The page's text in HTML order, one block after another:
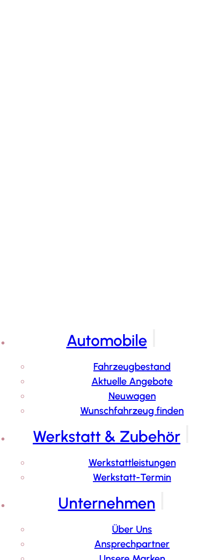
Automobile
Fahrzeugbestand
Aktuelle Angebote
Neuwagen
Wunschfahrzeug finden
Werkstatt & Zubehör
Werkstattleistungen
Werkstatt-Termin
Unternehmen
Über Uns
Ansprechpartner